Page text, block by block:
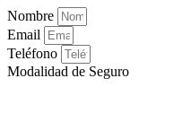
Nombre
Email
Teléfono
Modalidad de Seguro